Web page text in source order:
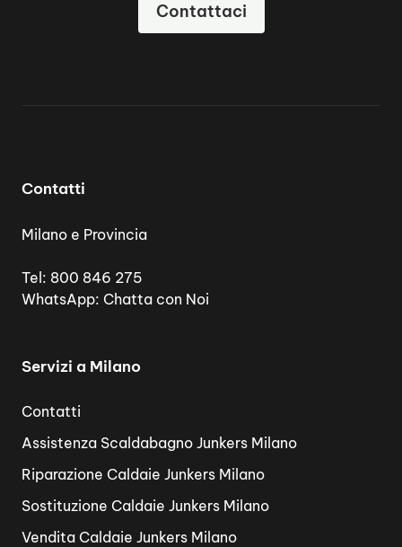
Contattaci
Contatti
Milano e Provincia
Tel: 800 846 275
WhatsApp: Chatta con Noi
Servizi a Milano
Contatti
Assistenza Scaldabagno Junkers Milano
Riparazione Caldaie Junkers Milano
Sostituzione Caldaie Junkers Milano
Vendita Caldaie Junkers Milano